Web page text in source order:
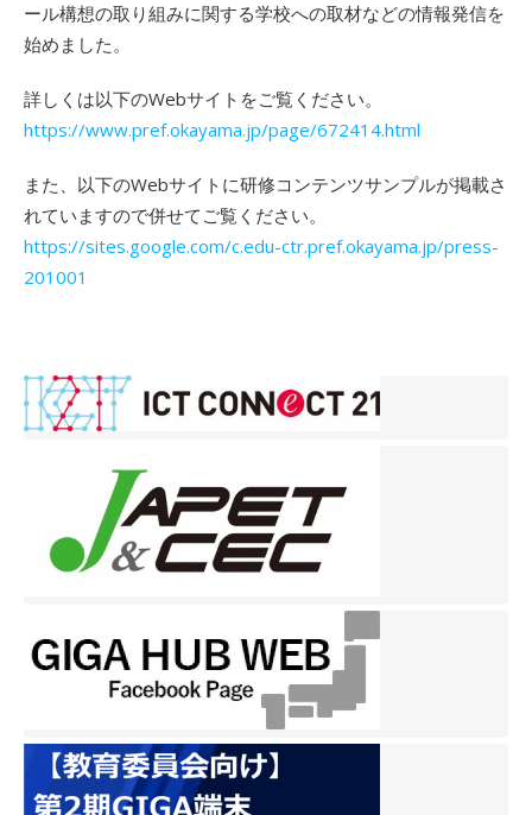
ール構想の取り組みに関する学校への取材などの情報発信を
始めました。
詳しくは以下のWebサイトをご覧ください。
https://www.pref.okayama.jp/page/672414.html
また、以下のWebサイトに研修コンテンツサンプルが掲載さ
れていますので併せてご覧ください。
https://sites.google.com/c.edu-ctr.pref.okayama.jp/press-
201001